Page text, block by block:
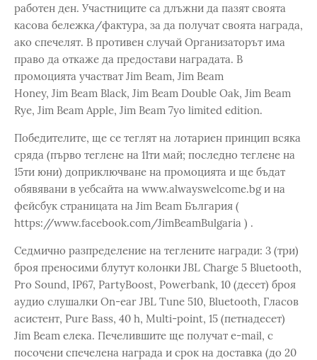
работен ден. Участниците са длъжни да пазят своята
касова бележка/фактура, за да получат своята награда,
ако спечелят. В противен случай Организаторът има
право да откаже да предостави наградата. В
промоцията участват Jim Beam, Jim Beam
Honey, Jim Beam Black, Jim Beam Double Oak, Jim Beam
Rye, Jim Beam Apple, Jim Beam 7yo limited edition.
Победителите, ще се теглят на лотариен принцип всяка
сряда (първо теглене на 11ти май; последно теглене на
15ти юни) доприключване на промоцията и ще бъдат
обявявани в уебсайта на www.alwayswelcome.bg и на
фейсбук страницата на Jim Beam България (
https://www.facebook.com/JimBeamBulgaria ) .
Седмично разпределение на теглените награди: 3 (три)
броя преносими блутут колонки JBL Charge 5 Bluetooth,
Pro Sound, IP67, PartyBoost, Powerbank, 10 (десет) броя
аудио слушалки On-ear JBL Tune 510, Bluetooth, Гласов
асистент, Pure Bass, 40 h, Multi-point, 15 (петнадесет)
Jim Beam елека. Печелившите ще получат e-mail, с
посочени спечелена награда и срок на доставка (до 20